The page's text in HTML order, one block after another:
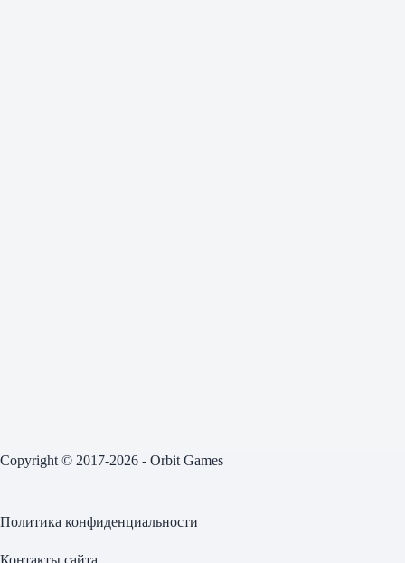
Copyright © 2017-2026 - Orbit Games
Политика конфиденциальности
Контакты сайта